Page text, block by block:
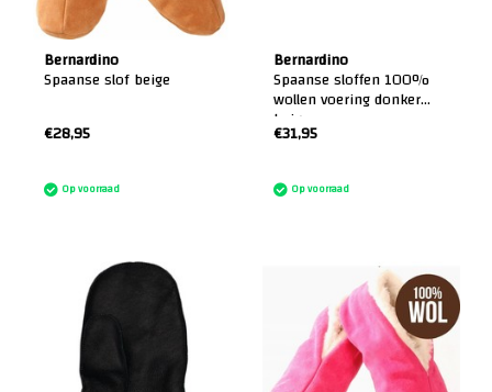
Bernardino
Spaanse slof beige
€28,95
Op voorraad
Bernardino
Spaanse sloffen 100%
wollen voering donker
beige
€31,95
Op voorraad